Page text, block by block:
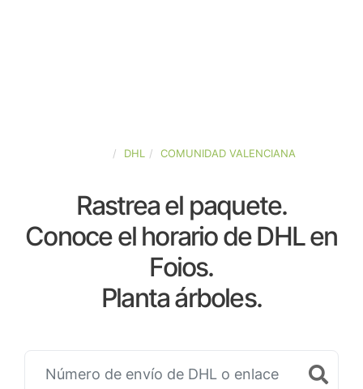
DHL COMUNIDAD VALENCIANA
Rastrea el paquete.
Conoce el horario de DHL en
Foios.
Planta árboles.